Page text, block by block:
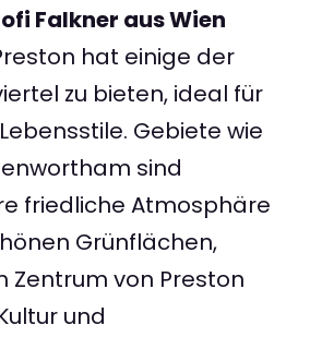
Falkner aus Wien
hat einige der
zu bieten, ideal für
Gebiete wie
sind
friedliche Atmosphäre
Grünflächen,
Zentrum von Preston
und